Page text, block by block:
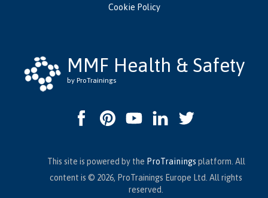
Cookie Policy
MMF Health & Safety
by ProTrainings
This site is powered by the ProTrainings platform. All
content is © 2026, ProTrainings Europe Ltd. All rights
reserved.